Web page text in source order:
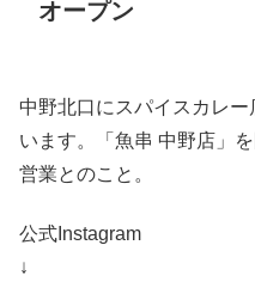
オープン
中野北口にスパイスカレ
います。「魚串 中野店」
営業とのこと。
公式Instagram
↓